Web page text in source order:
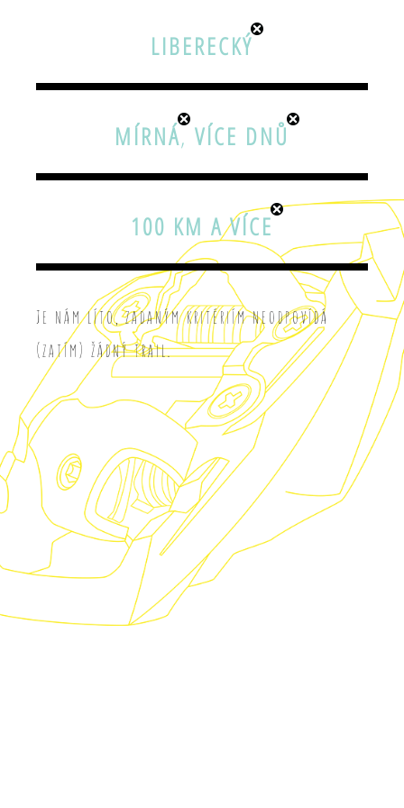
LIBERECKÝ
MÍRNÁ, VÍCE DNŮ
100 KM A VÍCE
Je nám líto, zadaným kritériím neodpovídá
(zatím) žádný trail.